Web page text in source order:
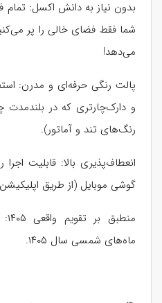
بدون نیاز به دانش اکسل: تمام
شما فقط فضای خالی را پر
می‌دهد!
پالت رنگی حرفه‌ای و مدرن:
و دارک‌چارتری که در
رنگ‌های تند و آماتور).
انعطاف‌پذیری بالا: قابلیت
گوشی موبایل (از طریق اپلیکیشن Excel).
ماه‌های شمسی سال ۱۴۰۵.